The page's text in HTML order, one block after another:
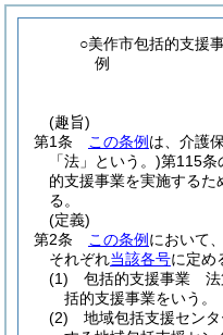
○美作市包括的支援
例
(趣旨)
第1条
この条例 は、介護
「法」という。)第115条
的支援事業を実施する
る。
(定義)
第2条
この条例 において、
それぞれ当該各号に定め
(1)
包括的支援事業 法
括的支援事業をいう。
(2)
地域包括支援セン